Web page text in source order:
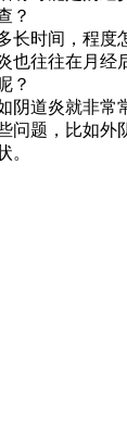
？
间，程度
往往在月经
？
炎就非常
题，比如外
。